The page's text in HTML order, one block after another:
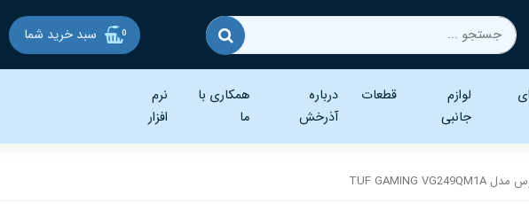
0 سبد خرید شما
لوازم
جانبی
قطعات
درباره
آذرخش
همکاری با
ما
نرم
افزار